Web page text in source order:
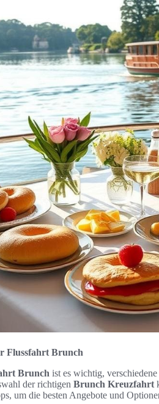
Flussfahrt Brunch
Brunch ist es wichtig,
der richtigen Brunch Kreuzfahrt
um die besten Angebote und